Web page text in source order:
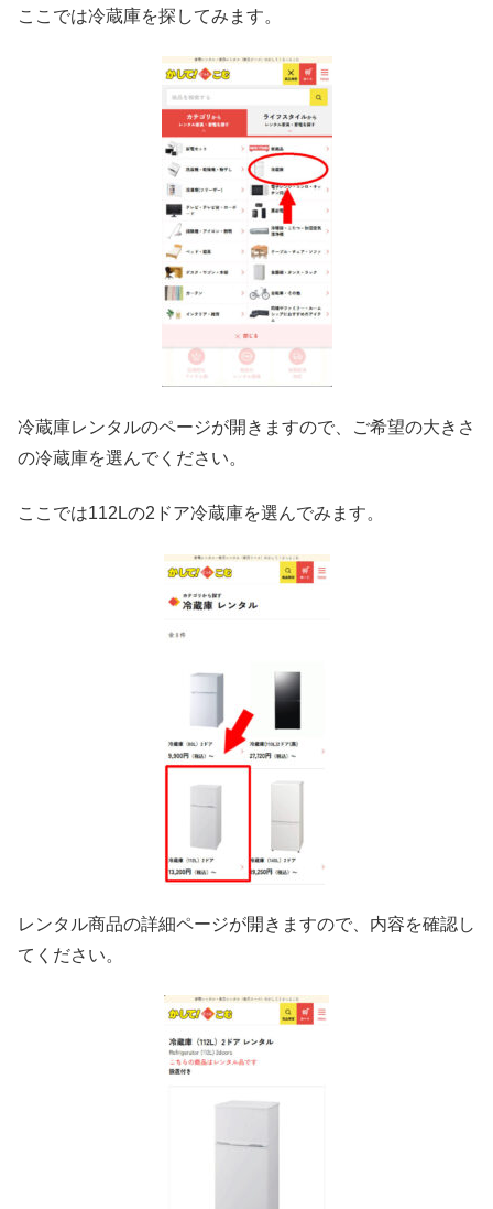
ここでは冷蔵庫を探してみます。
冷蔵庫レンタルのページが開きますので、ご希望の大きさ
の冷蔵庫を選んでください。
ここでは112Lの2ドア冷蔵庫を選んでみます。
レンタル商品の詳細ページが開きますので、内容を確認し
てください。